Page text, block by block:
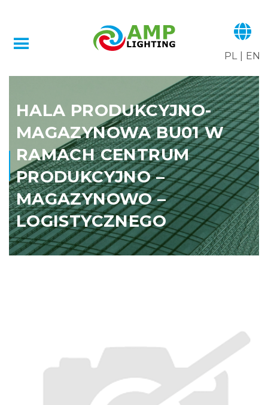
PL EN
HALA PRODUKCYJNO-
MAGAZYNOWA BU01 W
RAMACH CENTRUM
PRODUKCYJNO –
MAGAZYNOWO –
LOGISTYCZNEGO